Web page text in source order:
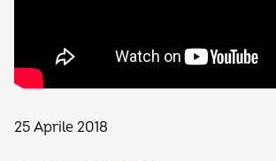
25 Aprile 2018